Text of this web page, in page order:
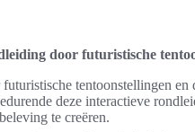
door futuristische
tentoonstellingen
deze interactieve
te creëren.